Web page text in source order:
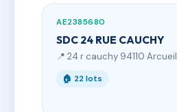
AE2385680
SDC 24 RUE CAUCHY
📍 24 r cauchy 94110 Arcueil
🏠 22 lots